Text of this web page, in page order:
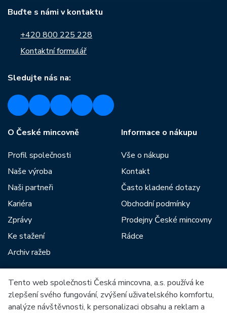
Buďte s námi v kontaktu
+420 800 225 228
Kontaktní formulář
Sledujte nás na:
O České mincovně
Profil společnosti
Naše výroba
Naši partneři
Kariéra
Zprávy
Ke stažení
Archiv ražeb
Informace o nákupu
Vše o nákupu
Kontakt
Často kladené dotazy
Obchodní podmínky
Prodejny České mincovny
Rádce
Mezi naše partnery patří:
Tento web společnosti Česká mincovna, a.s. používá ke
zlepšení svého fungování, zvýšení uživatelského komfortu,
analýze návštěvnosti, k personalizaci obsahu a reklam a